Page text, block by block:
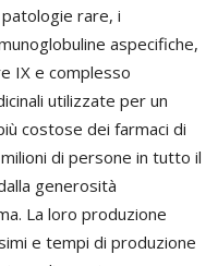
rare, i
aspecifiche,
IX e complesso
utilizzate per un
costose dei farmaci di
di persone in tutto il
generosità
La loro produzione
e tempi di produzione